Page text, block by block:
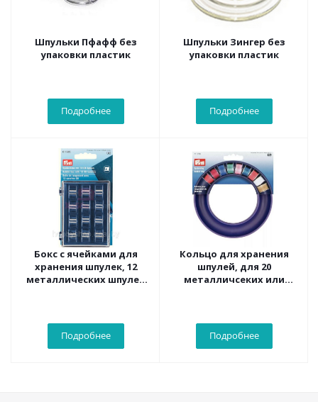
Шпульки Пфафф без
упаковки пластик
Подробнее
Шпульки Зингер без
упаковки пластик
Подробнее
Бокс с ячейками для
хранения шпулек, 12
металлических шпулек
Подробнее
Кольцо для хранения
шпулей, для 20
металличсеких или
Подробнее